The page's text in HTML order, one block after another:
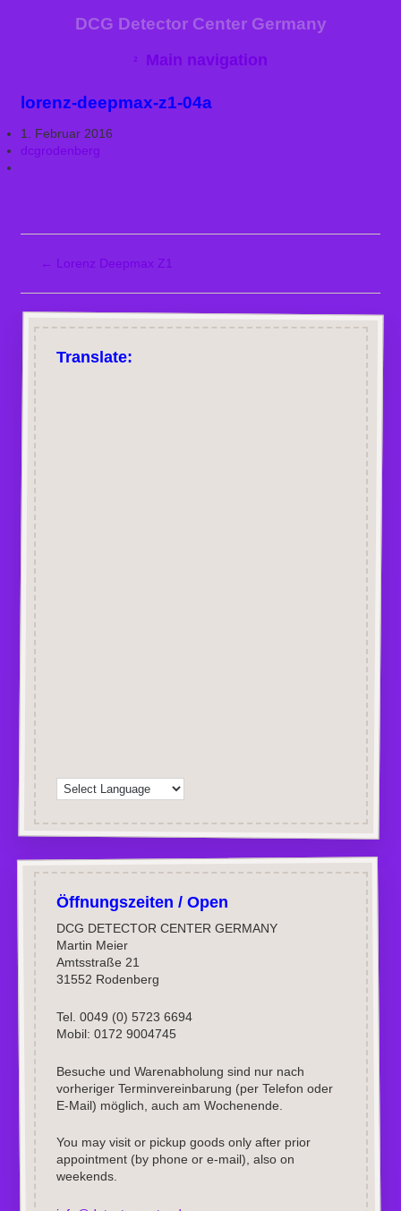
DCG Detector Center Germany
Main navigation
lorenz-deepmax-z1-04a
1. Februar 2016
dcgrodenberg
← Lorenz Deepmax Z1
Translate:
Öffnungszeiten / Open
DCG DETECTOR CENTER GERMANY
Martin Meier
Amtsstraße 21
31552 Rodenberg
Tel. 0049 (0) 5723 6694
Mobil: 0172 9004745
Besuche und Warenabholung sind nur nach
vorheriger Terminvereinbarung (per Telefon oder
E-Mail) möglich, auch am Wochenende.
You may visit or pickup goods only after prior
appointment (by phone or e-mail), also on
weekends.